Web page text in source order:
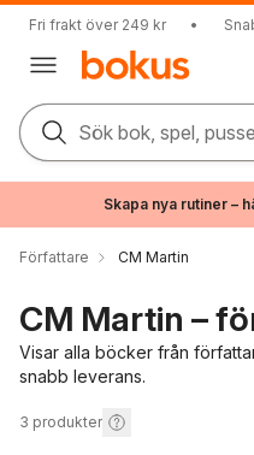
Fri frakt över 249 kr •
Sök bok, spel,
Skapa nya rutiner –
Författare CM Martin
CM Martin –
Visar alla böcker från
snabb leverans.
3 produkter